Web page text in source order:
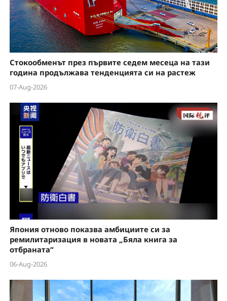
Стокообменът през първите седем месеца на тази
година продължава тенденцията си на растеж
07-Aug-2026
Япония отново показва амбициите си за
ремилитаризация в новата „Бяла книга за
отбраната“
06-Aug-2026